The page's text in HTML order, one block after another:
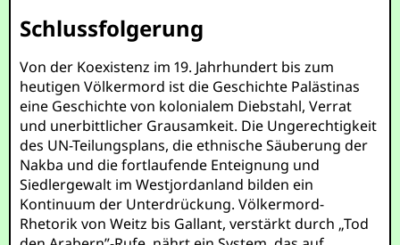
Schlussfolgerung
Von der Koexistenz im 19. Jahrhundert bis zum
heutigen Völkermord ist die Geschichte Palästinas
eine Geschichte von kolonialem Diebstahl, Verrat
und unerbittlicher Grausamkeit. Die Ungerechtigkeit
des UN-Teilungsplans, die ethnische Säuberung der
Nakba und die fortlaufende Enteignung und
Siedlergewalt im Westjordanland bilden ein
Kontinuum der Unterdrückung. Völkermord-
Rhetorik von Weitz bis Gallant, verstärkt durch „Tod